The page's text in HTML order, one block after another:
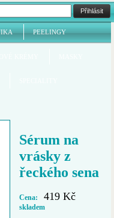
PEELINGY
Sérum na
vrásky z
řeckého sena
Cena: 419 Kč
skladem